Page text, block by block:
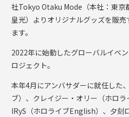
社Tokyo Otaku Mode（本社：東京
皇光）よりオリジナルグッズを販
ます。
2022年に始動したグローバルイベ
ロジェクト。
本年4月にアンバサダーに就任した
ブ）、クレイジー・オリー（ホロラ
IRyS（ホロライブEnglish）、夕刻